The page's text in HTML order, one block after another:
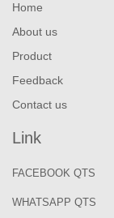
Home
About us
Product
Feedback
Contact us
Link
FACEBOOK QTS
WHATSAPP QTS